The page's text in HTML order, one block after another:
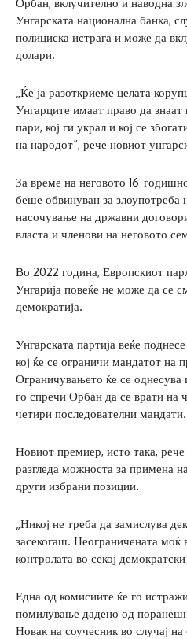
Унгарската национална банка,
полициска истрага и може да
долари.
„Ќе ја разоткриеме целата
Унгарците имаат право да знаат
пари, кој ги украл и кој се
на народот“, рече новиот
За време на неговото 16-
беше обвинуван за злоупотреба
насочување на државни
власта и членови на неговото
Во 2022 година, Европскиот
Унгарија повеќе не може да се
демократија.
Унгарската партија веќе
кој ќе се ограничи мандатот на
Ограничувањето ќе се
го спречи Орбан да се врати на
четири последователни мандати.
Новиот премиер, исто така, рече
разгледа можноста за примена
други избрани позиции.
„Никој не треба да замислува
засекогаш. Неограничената моќ
контролата во секој
Една од комисиите ќе го
помилување дадено од
Новак на соучесник во случај